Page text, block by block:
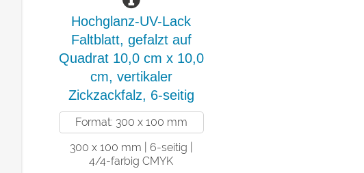
Hochglanz-UV-Lack
Faltblatt, gefalzt auf
Quadrat 10,0 cm x 10,0
cm, vertikaler
Zickzackfalz, 6-seitig
Format: 300 x 100 mm
300 x 100 mm | 6-seitig |
4/4-farbig CMYK